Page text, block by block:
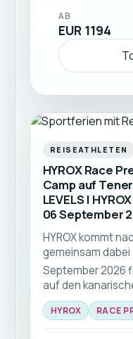
AB
EUR 1194
REISEATHLETEN
HYROX Race
Camp auf
LEVELS |
06 September
HYROX kommt
gemeinsam
September 2026
auf den
zuvor findet das
PREP Trainings-
HYROX RACE